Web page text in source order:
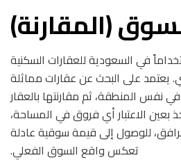
(المقارنة)
في السعودية للعقارات السكنية
يعتمد على البحث عن عقارات مماثلة
في نفس المنطقة، ثم مقارنتها بالعقار
بعين الاعتبار أي فروق في المساحة،
للوصول إلى قيمة سوقية عادلة
تعكس واقع السوق الفعلي.